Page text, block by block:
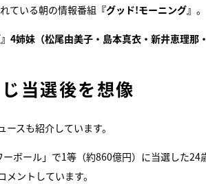
ている朝の情報番組 『グッド!モーニング』 。
4姉妹（松尾由美子・島本真衣・新井恵理那
当選後を想像
スも紹介しています。
ボール」で1等（約860億円）に当選した24
メントしています。